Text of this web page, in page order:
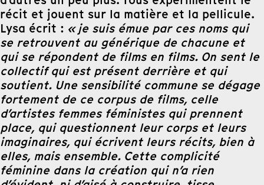
récit et jouent sur la matière et la pellicule.
Lysa écrit : « je suis émue par ces noms qui
se retrouvent au générique de chacune et
qui se répondent de films en films. On sent le
collectif qui est présent derrière et qui
soutient. Une sensibilité commune se dégage
fortement de ce corpus de films, celle
d’artistes femmes féministes qui prennent
place, qui questionnent leur corps et leurs
imaginaires, qui écrivent leurs récits, bien à
elles, mais ensemble. Cette complicité
féminine dans la création qui n’a rien